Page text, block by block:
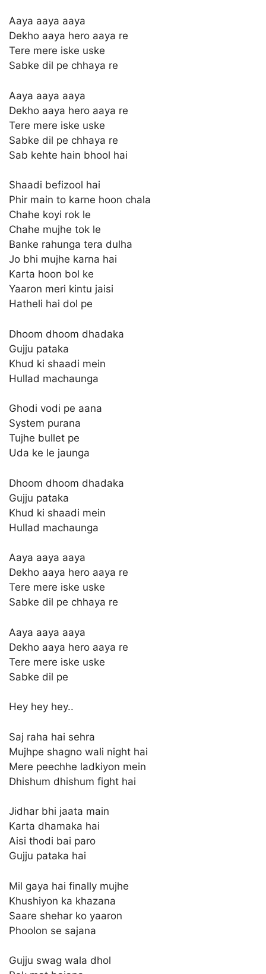
Aaya aaya aaya
Dekho aaya hero aaya re
Tere mere iske uske
Sabke dil pe chhaya re
Aaya aaya aaya
Dekho aaya hero aaya re
Tere mere iske uske
Sabke dil pe chhaya re
Sab kehte hain bhool hai
Shaadi befizool hai
Phir main to karne hoon chala
Chahe koyi rok le
Chahe mujhe tok le
Banke rahunga tera dulha
Jo bhi mujhe karna hai
Karta hoon bol ke
Yaaron meri kintu jaisi
Hatheli hai dol pe
Dhoom dhoom dhadaka
Gujju pataka
Khud ki shaadi mein
Hullad machaunga
Ghodi vodi pe aana
System purana
Tujhe bullet pe
Uda ke le jaunga
Dhoom dhoom dhadaka
Gujju pataka
Khud ki shaadi mein
Hullad machaunga
Aaya aaya aaya
Dekho aaya hero aaya re
Tere mere iske uske
Sabke dil pe chhaya re
Aaya aaya aaya
Dekho aaya hero aaya re
Tere mere iske uske
Sabke dil pe
Hey hey hey..
Saj raha hai sehra
Mujhpe shagno wali night hai
Mere peechhe ladkiyon mein
Dhishum dhishum fight hai
Jidhar bhi jaata main
Karta dhamaka hai
Aisi thodi bai paro
Gujju pataka hai
Mil gaya hai finally mujhe
Khushiyon ka khazana
Saare shehar ko yaaron
Phoolon se sajana
Gujju swag wala dhol